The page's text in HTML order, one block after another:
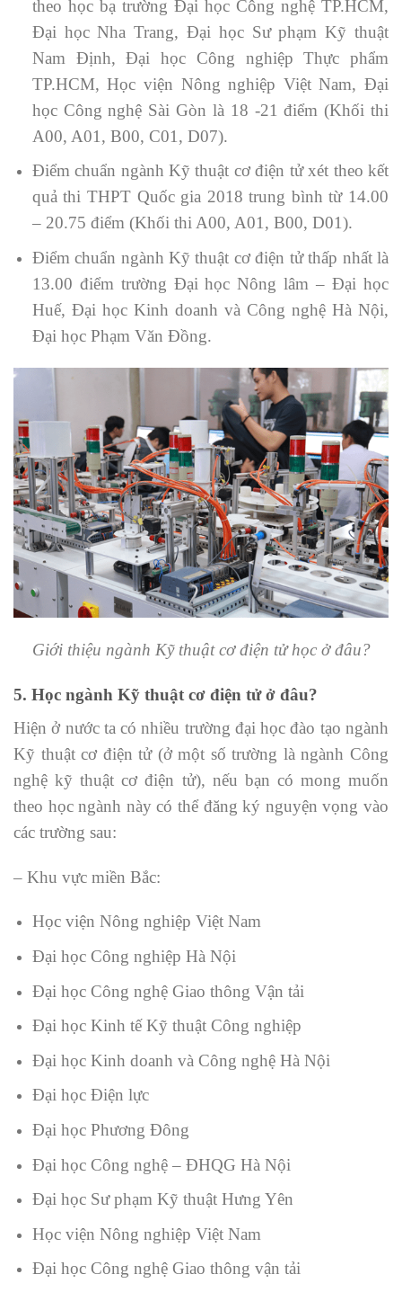
theo học bạ trường Đại học Công nghệ TP.HCM,
Đại học Nha Trang, Đại học Sư phạm Kỹ thuật
Nam Định, Đại học Công nghiệp Thực phẩm
TP.HCM, Học viện Nông nghiệp Việt Nam, Đại
học Công nghệ Sài Gòn là 18 -21 điểm (Khối thi
A00, A01, B00, C01, D07).
Điểm chuẩn ngành Kỹ thuật cơ điện tử xét theo kết
quả thi THPT Quốc gia 2018 trung bình từ 14.00
– 20.75 điểm (Khối thi A00, A01, B00, D01).
Điểm chuẩn ngành Kỹ thuật cơ điện tử thấp nhất là
13.00 điểm trường Đại học Nông lâm – Đại học
Huế, Đại học Kinh doanh và Công nghệ Hà Nội,
Đại học Phạm Văn Đồng.
Giới thiệu ngành Kỹ thuật cơ điện tử học ở đâu?
5. Học ngành Kỹ thuật cơ điện tử ở đâu?
Hiện ở nước ta có nhiều trường đại học đào tạo ngành
Kỹ thuật cơ điện tử (ở một số trường là ngành Công
nghệ kỹ thuật cơ điện tử), nếu bạn có mong muốn
theo học ngành này có thể đăng ký nguyện vọng vào
các trường sau:
– Khu vực miền Bắc:
Học viện Nông nghiệp Việt Nam
Đại học Công nghiệp Hà Nội
Đại học Công nghệ Giao thông Vận tải
Đại học Kinh tế Kỹ thuật Công nghiệp
Đại học Kinh doanh và Công nghệ Hà Nội
Đại học Điện lực
Đại học Phương Đông
Đại học Công nghệ – ĐHQG Hà Nội
Đại học Sư phạm Kỹ thuật Hưng Yên
Học viện Nông nghiệp Việt Nam
Đại học Công nghệ Giao thông vận tải